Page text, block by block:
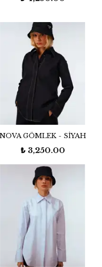
NOVA GÖMLEK - SİYAH
₺ 3,250.00